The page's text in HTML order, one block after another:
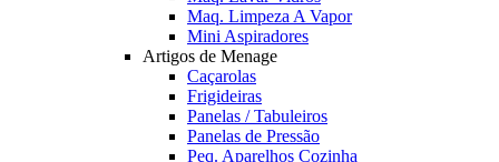
Maq. Limpeza A Vapor
Mini Aspiradores
Artigos de Menage
Caçarolas
Frigideiras
Panelas / Tabuleiros
Panelas de Pressão
Peq. Aparelhos Cozinha